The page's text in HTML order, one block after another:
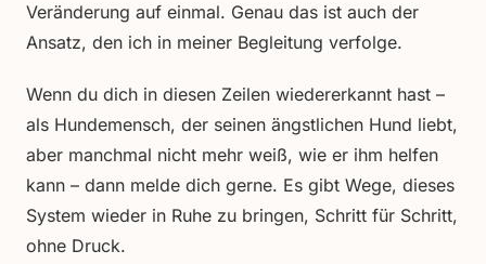
Veränderung auf einmal. Genau das ist auch der
Ansatz, den ich in meiner Begleitung verfolge.
Wenn du dich in diesen Zeilen wiedererkannt hast –
als Hundemensch, der seinen ängstlichen Hund liebt,
aber manchmal nicht mehr weiß, wie er ihm helfen
kann – dann melde dich gerne. Es gibt Wege, dieses
System wieder in Ruhe zu bringen, Schritt für Schritt,
ohne Druck.